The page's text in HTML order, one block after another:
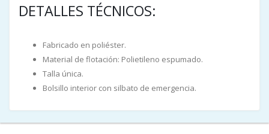
DETALLES TÉCNICOS:
Fabricado en poliéster.
Material de flotación: Polietileno espumado.
Talla única.
Bolsillo interior con silbato de emergencia.